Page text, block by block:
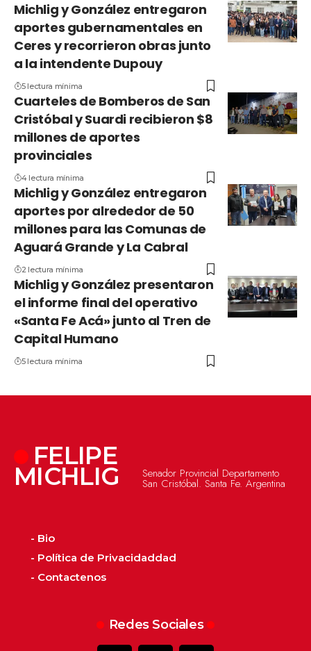
Michlig y González entregaron
aportes gubernamentales en
Ceres y recorrieron obras junto
a la intendente Dupouy
5 lectura mínima
Cuarteles de Bomberos de San
Cristóbal y Suardi recibieron $8
millones de aportes
provinciales
4 lectura mínima
Michlig y González entregaron
aportes por alrededor de 50
millones para las Comunas de
Aguará Grande y La Cabral
2 lectura mínima
Michlig y González presentaron
el informe final del operativo
«Santa Fe Acá» junto al Tren de
Capital Humano
5 lectura mínima
FELIPE
MICHLIG Senador Provincial Departamento
San Cristóbal. Santa Fe. Argentina
- Bio
- Política de Privacidaddad
- Contactenos
Redes Sociales